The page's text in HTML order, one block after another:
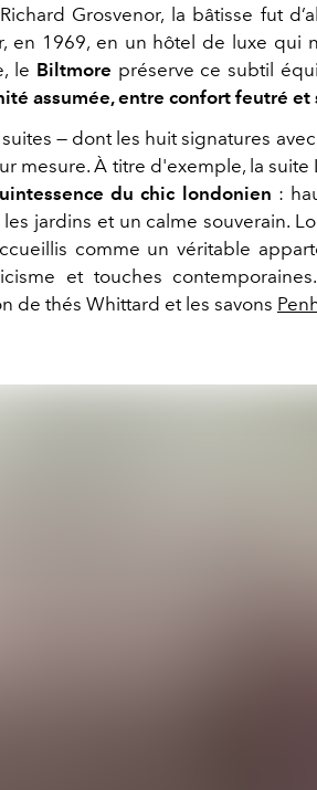
Grosvenor, la bâtisse fut
en 1969, en un hôtel de luxe qui
le Biltmore préserve ce subtil
assumée, entre confort feutré
— dont les huit signatures
mesure. À titre d'exemple, la suite
du chic londonien :
jardins et un calme souverain.
comme un véritable
et touches
de thés Whittard et les savons